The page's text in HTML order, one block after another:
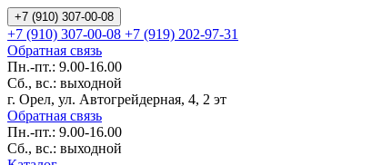
+7 (910) 307-00-08
+7 (910) 307-00-08 +7 (919) 202-97-31
Обратная связь
Пн.-пт.: 9.00-16.00
Сб., вс.: выходной
г. Орел, ул. Автогрейдерная, 4, 2 эт
Обратная связь
Пн.-пт.: 9.00-16.00
Сб., вс.: выходной